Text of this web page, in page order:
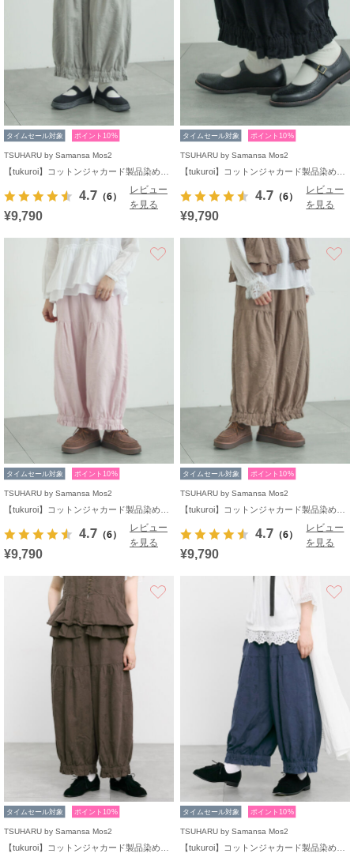
タイムセール対象 ポイント10%
TSUHARU by Samansa Mos2
4.7 （6）
レビュー
を見る
¥9,790
タイムセール対象 ポイント10%
TSUHARU by Samansa Mos2
4.7 （6）
レビュー
を見る
¥9,790
タイムセール対象 ポイント10%
TSUHARU by Samansa Mos2
4.7 （6）
レビュー
を見る
¥9,790
タイムセール対象 ポイント10%
TSUHARU by Samansa Mos2
4.7 （6）
レビュー
を見る
¥9,790
タイムセール対象 ポイント10%
TSUHARU by Samansa Mos2
タイムセール対象 ポイント10%
TSUHARU by Samansa Mos2